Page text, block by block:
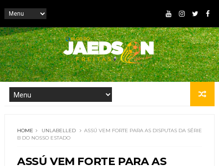
HOME UNLABELLED
ASSÚ VEM FORTE PARA AS DISPUTAS DA SÉRIE
B DO NOSSO ESTADO
ASSÚ VEM FORTE PARA AS